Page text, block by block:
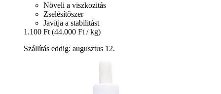
Növeli a viszkozitás
Zselésítőszer
Javítja a stabilitást
1.100 Ft (44.000 Ft / kg)
Szállítás eddig: augusztus 12.